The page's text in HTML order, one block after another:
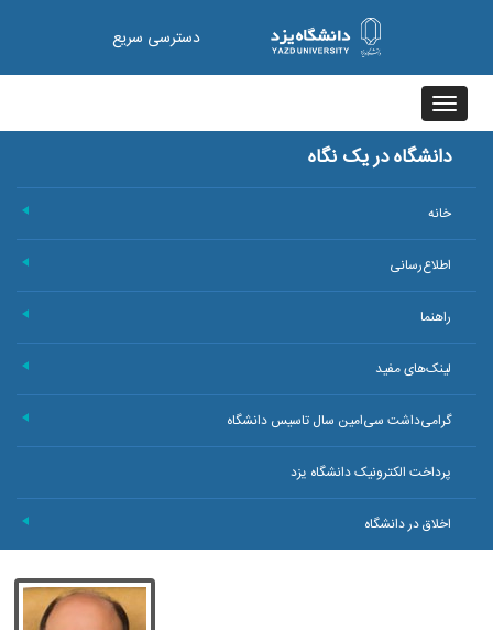
دسترسی سریع
Toggle
navigation
دانشگاه در یک نگاه
خانه
اطلاع‌رسانی
راهنما
لینک‌های مفید
گرامی‌داشت سی‌امین سال تاسیس دانشگاه
پرداخت الکترونیک دانشگاه یزد
اخلاق در دانشگاه